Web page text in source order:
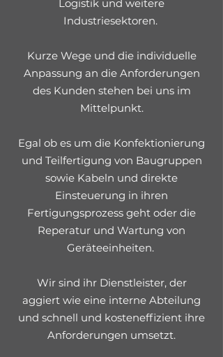
Logistik und weitere
Industriesektoren.
Kurze Wege und die individuelle
Anpassung an die Anforderungen
des Kunden stehen bei uns im
Mittelpunkt.
Egal ob es um die Konfektionierung
und Teilfertigung von Baugruppen
sowie Kabeln und direkte
Einsteuerung in ihren
Fertigungsprozess geht oder die
Reperatur und Wartung von
Geräteeinheiten.
Wir sind ihr Dienstleister, der
aggiert wie eine interne Abteilung
und schnell und kosteneffizient ihre
Anforderungen umsetzt.